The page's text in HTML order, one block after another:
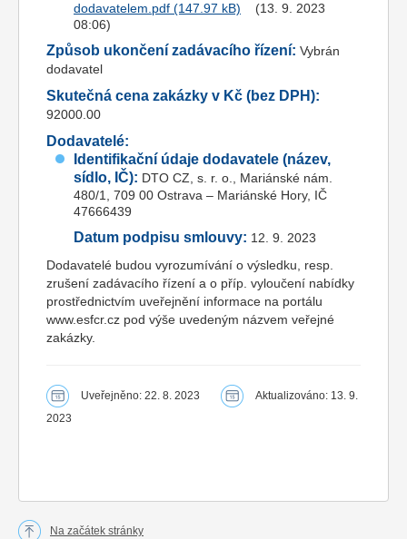
dodavatelem.pdf
(13. 9. 2023
08:06)
Způsob ukončení zadávacího řízení: Vybrán
dodavatel
Skutečná cena zakázky v Kč (bez DPH):
92000.00
Dodavatelé:
Identifikační údaje dodavatele (název,
sídlo, IČ): DTO CZ, s. r. o., Mariánské nám.
480/1, 709 00 Ostrava – Mariánské Hory, IČ
47666439
Datum podpisu smlouvy: 12. 9. 2023
Dodavatelé budou vyrozumívání o výsledku, resp.
zrušení zadávacího řízení a o příp. vyloučení nabídky
prostřednictvím uveřejnění informace na portálu
www.esfcr.cz pod výše uvedeným názvem veřejné
zakázky.
Uveřejněno: 22. 8. 2023
Aktualizováno: 13. 9.
2023
Na začátek stránky